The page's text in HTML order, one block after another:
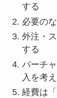
する
必要の
外注・
する
バーチ
入を考
経費は